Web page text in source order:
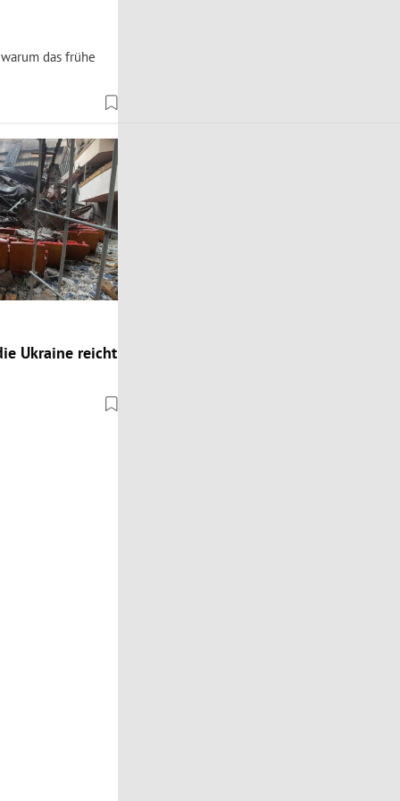
das frühe
Ukraine reicht